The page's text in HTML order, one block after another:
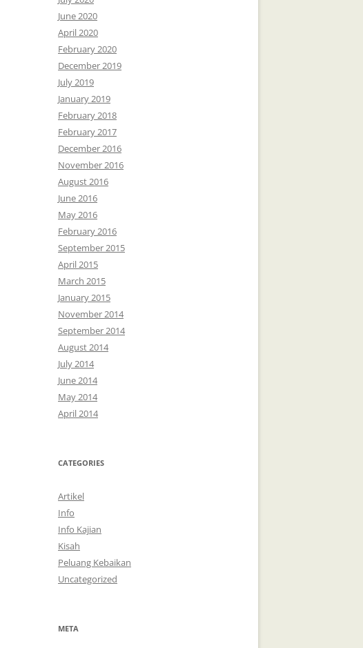
June 2020
April 2020
February 2020
December 2019
July 2019
January 2019
February 2018
February 2017
December 2016
November 2016
August 2016
June 2016
May 2016
February 2016
September 2015
April 2015
March 2015
January 2015
November 2014
September 2014
August 2014
July 2014
June 2014
May 2014
April 2014
CATEGORIES
Artikel
Info
Info Kajian
Kisah
Peluang Kebaikan
Uncategorized
META